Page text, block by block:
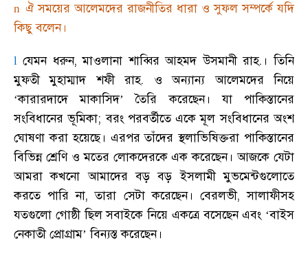
n ঐ সময়ের আলেমদের রাজনীতির ধারা ও সুফল সম্পর্কে যদি
কিছু বলেন।
l যেমন ধরুন,মাওলানা শাব্বির আহমদ উসমানী রাহ. । তিনি
মুফতী মুহাম্মাদ শফী রাহ. ও অন্যান্য আলেমদের নিয়ে
‘কারারদাদে মাকাসিদ’ তৈরি করেছেন। যা পাকিস্তানের
সংবিধানের ভূমিকা;বরং পরবর্তীতে একে মূল সংবিধানের অংশ
ঘোষণা করা হয়েছে। এরপর তাঁদের স্থলাভিষিক্তরা পাকিস্তানের
বিভিন্ন শ্রেণি ও মতের লোকদেরকে এক করেছেন। আজকে যেটা
আমরা কখনো আমাদের বড় বড় ইসলামী মুভমেন্টগুলোতে
করতে পারি না,তারা সেটা করেছেন। বেরলভী,সালাফীসহ
যতগুলো গোষ্ঠী ছিল সবাইকে নিয়ে একত্রে বসেছেন এবং ‘বাইস
নেকাতী প্রোগ্রাম’ বিন্যস্ত করেছেন।